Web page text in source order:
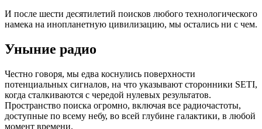
И после шести десятилетий поисков любого технологического
намека на инопланетную цивилизацию, мы остались ни с чем.
Уныние радио
Честно говоря, мы едва коснулись поверхности
потенциальных сигналов, на что указывают сторонники SETI,
когда сталкиваются с чередой нулевых результатов.
Пространство поиска огромно, включая все радиочастоты,
доступные по всему небу, во всей глубине галактики, в любой
момент времени.